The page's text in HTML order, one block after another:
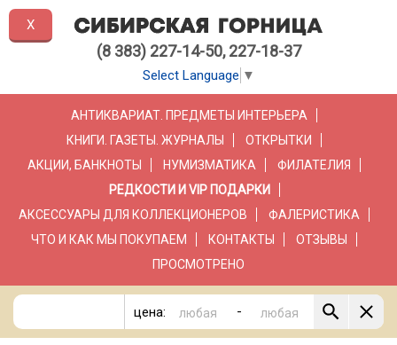
(8 383) 227-14-50, 227-18-37
Select Language ▼
АНТИКВАРИАТ. ПРЕДМЕТЫ ИНТЕРЬЕРА
КНИГИ. ГАЗЕТЫ. ЖУРНАЛЫ
ОТКРЫТКИ
АКЦИИ, БАНКНОТЫ
НУМИЗМАТИКА
ФИЛАТЕЛИЯ
РЕДКОСТИ И VIP ПОДАРКИ
АКСЕССУАРЫ ДЛЯ КОЛЛЕКЦИОНЕРОВ
ФАЛЕРИСТИКА
ЧТО И КАК МЫ ПОКУПАЕМ
КОНТАКТЫ
ОТЗЫВЫ
ПРОСМОТРЕНО
цена: -
X